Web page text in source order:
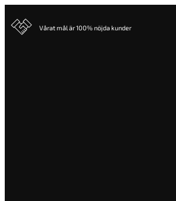
Vårat mål är 100% nöjda kunder